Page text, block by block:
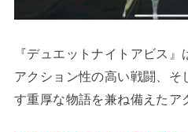
『デュエットナイトアビス
アクション性の高い戦闘、そ
す重厚な物語を兼ね備えたア